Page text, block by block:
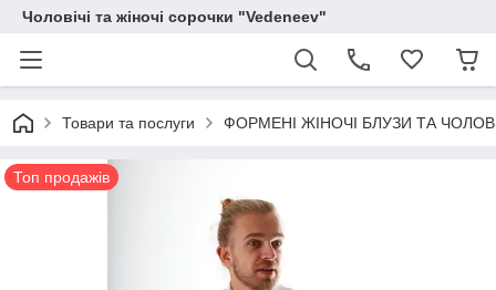
Чоловічі та жіночі сорочки "Vedeneev"
Товари та послуги ФОРМЕНІ ЖІНОЧІ БЛУЗИ ТА
Топ продажів